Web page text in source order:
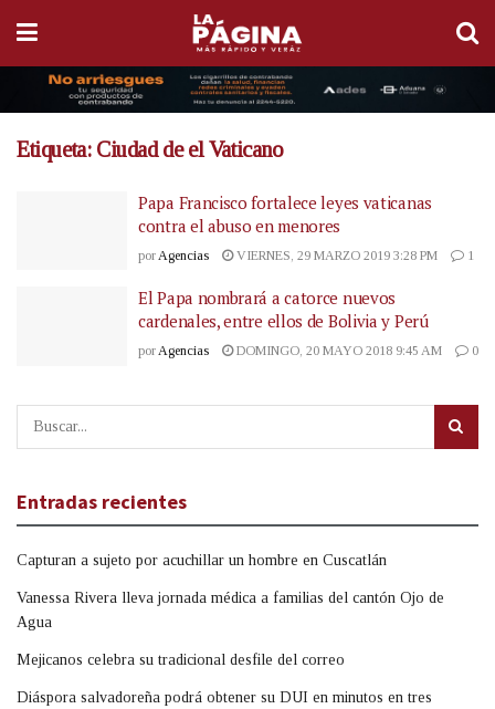
Etiqueta: Ciudad de el Vaticano
Papa Francisco fortalece leyes vaticanas
contra el abuso en menores
por Agencias VIERNES, 29 MARZO 2019 3:28 PM 1
El Papa nombrará a catorce nuevos
cardenales, entre ellos de Bolivia y Perú
porAgencias DOMINGO, 20 MAYO 2018 9:45 AM 0
Entradas recientes
Capturan a sujeto por acuchillar un hombre en Cuscatlán
Vanessa Rivera lleva jornada médica a familias del cantón Ojo de
Agua
Mejicanos celebra su tradicional desfile del correo
Diáspora salvadoreña podrá obtener su DUI en minutos en tres